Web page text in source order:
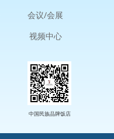
会议/会展
视频中心
中国民族品牌饭店